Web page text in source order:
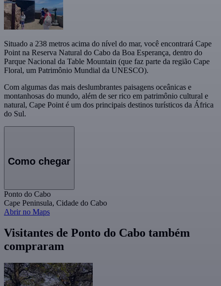
Situado a 238 metros acima do nível do mar, você encontrará Cape
Point na Reserva Natural do Cabo da Boa Esperança, dentro do
Parque Nacional da Table Mountain (que faz parte da região Cape
Floral, um Patrimônio Mundial da UNESCO).
Com algumas das mais deslumbrantes paisagens oceânicas e
montanhosas do mundo, além de ser rico em patrimônio cultural e
natural, Cape Point é um dos principais destinos turísticos da África
do Sul.
Como chegar
Ponto do Cabo
Cape Peninsula, Cidade do Cabo
Abrir no Maps
Visitantes de Ponto do Cabo também
compraram